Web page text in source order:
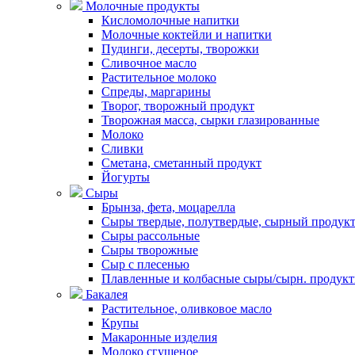
Молочные продукты
Кисломолочные напитки
Молочные коктейли и напитки
Пудинги, десерты, творожки
Сливочное масло
Растительное молоко
Спреды, маргарины
Творог, творожный продукт
Творожная масса, сырки глазированные
Молоко
Сливки
Сметана, сметанный продукт
Йогурты
Сыры
Брынза, фета, моцарелла
Сыры твердые, полутвердые, сырный продукт
Сыры рассольные
Сыры творожные
Сыр с плесенью
Плавленные и колбасные сыры/сырн.
Бакалея
Растительное, оливковое масло
Крупы
Макаронные изделия
Молоко сгущеное